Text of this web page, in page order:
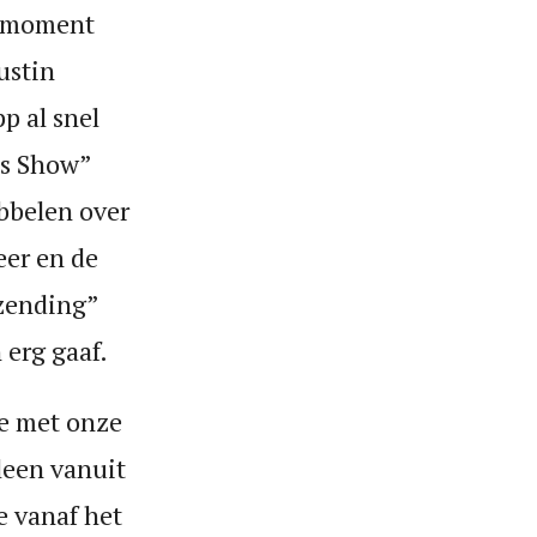
al snel
Show”
over
en de
gaaf.
met onze
vanuit
vanaf het